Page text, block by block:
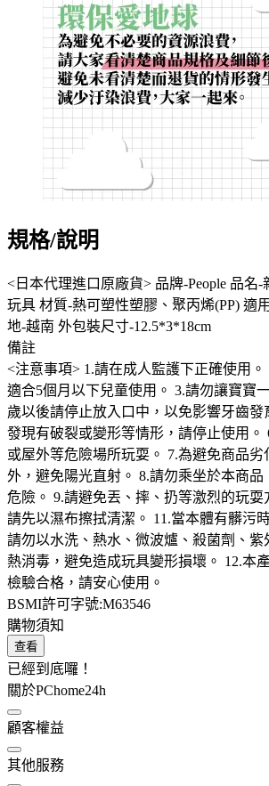
規格/說明
<日本代理進口原廠貨> 品牌-People 品名
玩具 材質-熱可塑性塑膠、聚丙烯(PP) 適
地-越南 外包裝尺寸-12.5*3*18cm
備註
<注意事項> 1.請在成人監護下正確使用
適合5個月以下兒童使用。 3.請勿讓寶寶
歲以後請停止放入口中，以免影響牙齒發
發現有破裂或變形等情形，請停止使用。
或屋外等危險場所玩耍。 7.為避免商品劣
外，避免陽光直射。 8.請勿乘坐於本商品
危險。 9.請避免丟、摔、扔等激烈的玩耍
請先以濕布擦拭清潔。 11.當本體有髒污
請勿以水洗、熱水、微波爐、殺菌劑、紫
熱消毒，避免造成玩具變形損壞。 12.本
檢驗合格，請安心使用。
BSMI許可字號:M63546
購物須知
查看
已經到底囉！
關於PChome24h
顧客權益
其他服務